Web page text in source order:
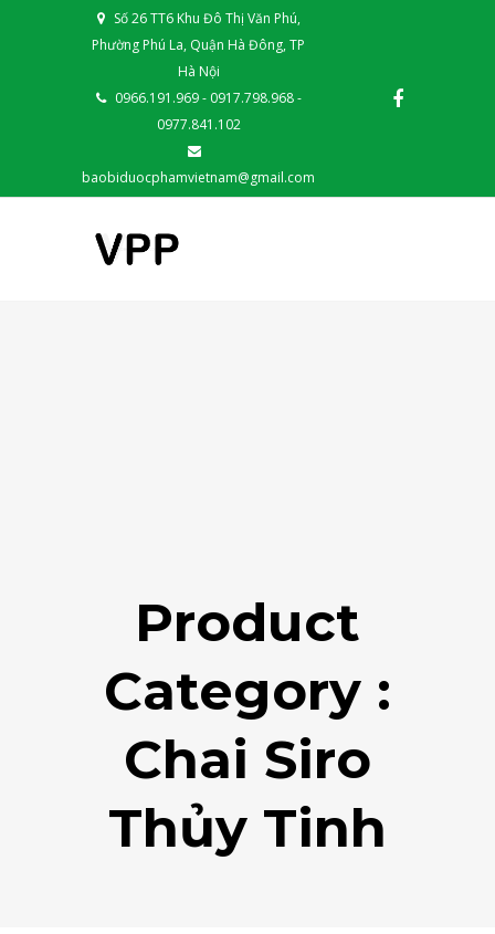
Số 26 TT6 Khu Đô Thị Văn Phú,
Phường Phú La, Quận Hà Đông, TP
Hà Nội
0966.191.969 - 0917.798.968 -
0977.841.102
baobiduocphamvietnam@gmail.com
Product
Category :
Chai Siro
Thủy Tinh